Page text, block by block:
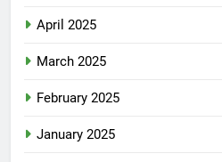
April 2025
March 2025
February 2025
January 2025